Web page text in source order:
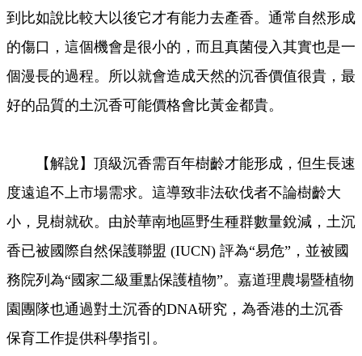
到比如說比較大以後它才有能力去產香。通常自然形成
的傷口，這個機會是很小的，而且真菌侵入其實也是一
個漫長的過程。所以就會造成天然的沉香價值很貴，最
好的品質的土沉香可能價格會比黃金都貴。
【解說】頂級沉香需百年樹齡才能形成，但生長速
度遠追不上市場需求。這導致非法砍伐者不論樹齡大
小，見樹就砍。由於華南地區野生種群數量銳減，土沉
香已被國際自然保護聯盟 (IUCN) 評為“易危”，並被國
務院列為“國家二級重點保護植物”。嘉道理農場暨植物
園團隊也通過對土沉香的DNA研究，為香港的土沉香
保育工作提供科學指引。